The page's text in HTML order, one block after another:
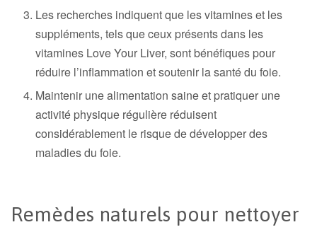
Les recherches indiquent que les vitamines et les
suppléments, tels que ceux présents dans les
vitamines Love Your Liver, sont bénéfiques pour
réduire l’inflammation et soutenir la santé du foie.
Maintenir une alimentation saine et pratiquer une
activité physique régulière réduisent
considérablement le risque de développer des
maladies du foie.
Remèdes naturels pour nettoyer